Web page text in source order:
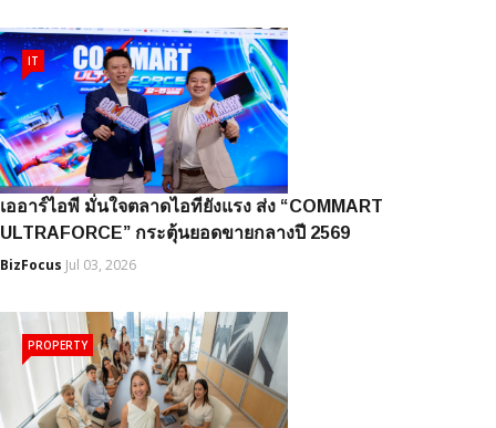
เออาร์ไอพี มั่นใจตลาดไอทียังแรง ส่ง “COMMART
ULTRAFORCE” กระตุ้นยอดขายกลางปี 2569
BizFocus Jul 03, 2026
IT
PROPERTY